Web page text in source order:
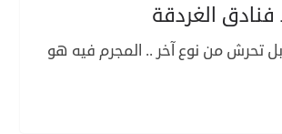
الغردقة
تحرش من نوع آخر .. المجرم فيه هو